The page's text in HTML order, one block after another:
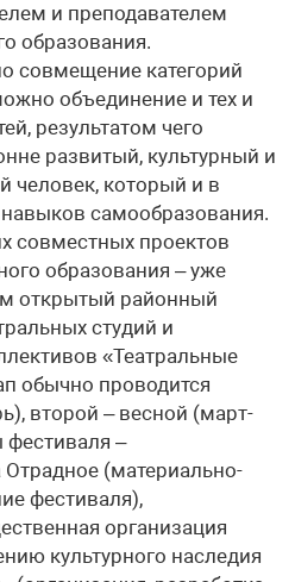
и преподавателем
образования.
совмещение категорий
объединение и тех и
результатом чего
развитый, культурный и
человек, который и в
самообразования.
совместных проектов
образования – уже
открытый районный
студий и
«Театральные
обычно проводится
второй – весной (март-
фестиваля –
(материально-
фестиваля),
организация
культурного наследия